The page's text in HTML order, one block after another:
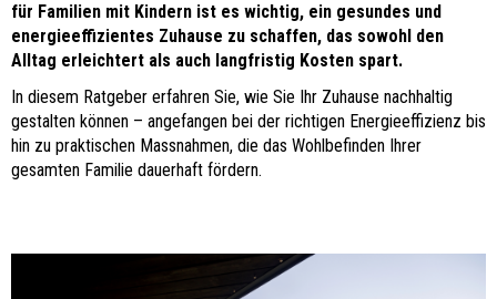
für Familien mit Kindern ist es wichtig, ein gesundes und
energieeffizientes Zuhause zu schaffen, das sowohl den
Alltag erleichtert als auch langfristig Kosten spart.
In diesem Ratgeber erfahren Sie, wie Sie Ihr Zuhause nachhaltig
gestalten können – angefangen bei der richtigen Energieeffizienz bis
hin zu praktischen Massnahmen, die das Wohlbefinden Ihrer
gesamten Familie dauerhaft fördern.